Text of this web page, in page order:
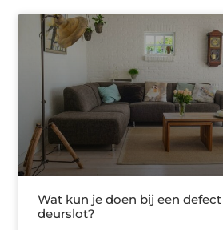
Wat kun je doen bij een
deurslot?